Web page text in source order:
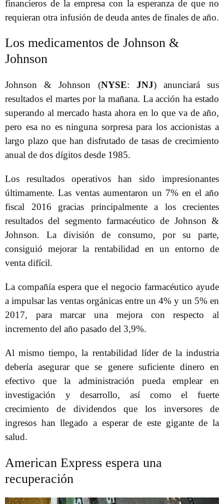
financieros de la empresa con la esperanza de que no
requieran otra infusión de deuda antes de finales de año.
Los medicamentos de Johnson &
Johnson
Johnson & Johnson (NYSE: JNJ) anunciará sus
resultados el martes por la mañana. La acción ha estado
superando al mercado hasta ahora en lo que va de año,
pero esa no es ninguna sorpresa para los accionistas a
largo plazo que han disfrutado de tasas de crecimiento
anual de dos dígitos desde 1985.
Los resultados operativos han sido impresionantes
últimamente. Las ventas aumentaron un 7% en el año
fiscal 2016 gracias principalmente a los crecientes
resultados del segmento farmacéutico de Johnson &
Johnson. La división de consumo, por su parte,
consiguió mejorar la rentabilidad en un entorno de
venta difícil.
La compañía espera que el negocio farmacéutico ayude
a impulsar las ventas orgánicas entre un 4% y un 5% en
2017, para marcar una mejora con respecto al
incremento del año pasado del 3,9%.
Al mismo tiempo, la rentabilidad líder de la industria
debería asegurar que se genere suficiente dinero en
efectivo que la administración pueda emplear en
investigación y desarrollo, así como el fuerte
crecimiento de dividendos que los inversores de
ingresos han llegado a esperar de este gigante de la
salud.
American Express espera una
recuperación